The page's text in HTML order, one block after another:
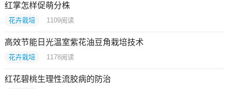
红掌怎样促萌分株
花卉栽培 1109阅读
高效节能日光温室紫花油豆角栽培技术
花卉栽培 1178阅读
红花碧桃生理性流胶病的防治